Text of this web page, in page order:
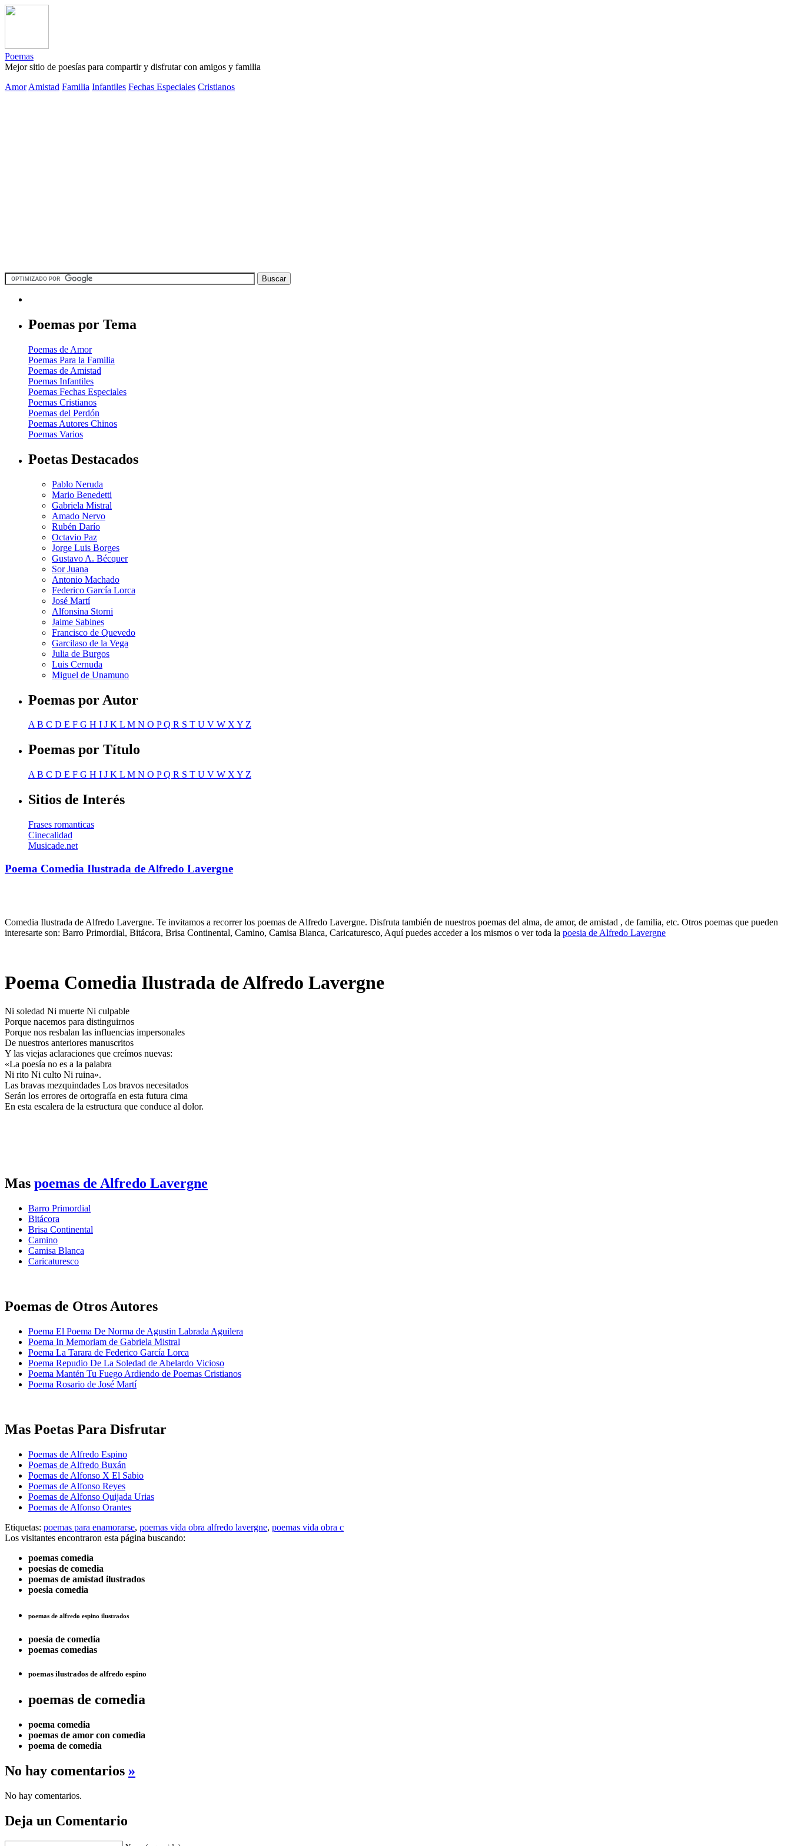
Poemas
Mejor sitio de poesías para compartir y disfrutar con amigos y familia
Amor Amistad Familia Infantiles Fechas Especiales Cristianos
Poemas por Tema
Poemas de Amor
Poemas Para la Familia
Poemas de Amistad
Poemas Infantiles
Poemas Fechas Especiales
Poemas Cristianos
Poemas del Perdón
Poemas Autores Chinos
Poemas Varios
Poetas Destacados
Pablo Neruda
Mario Benedetti
Gabriela Mistral
Amado Nervo
Rubén Darío
Octavio Paz
Jorge Luis Borges
Gustavo A. Bécquer
Sor Juana
Antonio Machado
Federico García Lorca
José Martí
Alfonsina Storni
Jaime Sabines
Francisco de Quevedo
Garcilaso de la Vega
Julia de Burgos
Luis Cernuda
Miguel de Unamuno
Poemas por Autor
AB C D E F G H I J K L M N O PQ R S T U V W XY Z
Poemas por Título
A B C D E F G H I J K L M N O PQ R S T U V W X Y Z
Sitios de Interés
Frases romanticas
Cinecalidad
Musicade.net
Poema Comedia Ilustrada de Alfredo Lavergne
Comedia Ilustrada de Alfredo Lavergne. Te invitamos a recorrer los poemas de Alfredo Lavergne. Disfruta también de nuestros poemas del alma, de amor, de amistad , de familia, etc. Otros poemas que pueden
interesarte son: Barro Primordial, Bitácora, Brisa Continental, Camino, Camisa Blanca, Caricaturesco, Aquí puedes acceder a los mismos o ver toda la poesia de Alfredo Lavergne
Poema Comedia Ilustrada de Alfredo Lavergne
Ni soledad Ni muerte Ni culpable
Porque nacemos para distinguirnos
Porque nos resbalan las influencias impersonales
De nuestros anteriores manuscritos
Y las viejas aclaraciones que creímos nuevas:
«La poesía no es a la palabra
Ni rito Ni culto Ni ruina».
Las bravas mezquindades Los bravos necesitados
Serán los errores de ortografía en esta futura cima
En esta escalera de la estructura que conduce al dolor.
Mas poemas de Alfredo Lavergne
Barro Primordial
Bitácora
Brisa Continental
Camino
Camisa Blanca
Caricaturesco
Poemas de Otros Autores
Poema El Poema De Norma de Agustin Labrada Aguilera
Poema In Memoriam de Gabriela Mistral
Poema La Tarara de Federico García Lorca
Poema Repudio De La Soledad de Abelardo Vicioso
Poema Mantén Tu Fuego Ardiendo de Poemas Cristianos
Poema Rosario de José Martí
Mas Poetas Para Disfrutar
Poemas de Alfredo Espino
Poemas de Alfredo Buxán
Poemas de Alfonso X El Sabio
Poemas de Alfonso Reyes
Poemas de Alfonso Quijada Urias
Poemas de Alfonso Orantes
Etiquetas: poemas para enamorarse, poemas vida obra alfredo lavergne, poemas vida obra c
Los visitantes encontraron esta página buscando:
poemas comedia
poesias de comedia
poemas de amistad ilustrados
poesia comedia
poemas de alfredo espino ilustrados
poesia de comedia
poemas comedias
poemas ilustrados de alfredo espino
poemas de comedia
poema comedia
poemas de amor con comedia
poema de comedia
No hay comentarios »
No hay comentarios.
Deja un Comentario